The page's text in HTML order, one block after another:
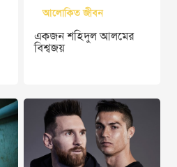
আলোকিত জীবন
একজন শহিদুল আলমের
বিশ্বজয়